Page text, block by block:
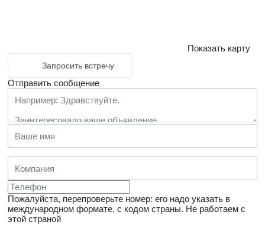
Показать карту
Запросить встречу
Отправить сообщение
Пожалуйста, перепроверьте номер: его надо указать в
международном формате, с кодом страны. Не работаем с
этой страной